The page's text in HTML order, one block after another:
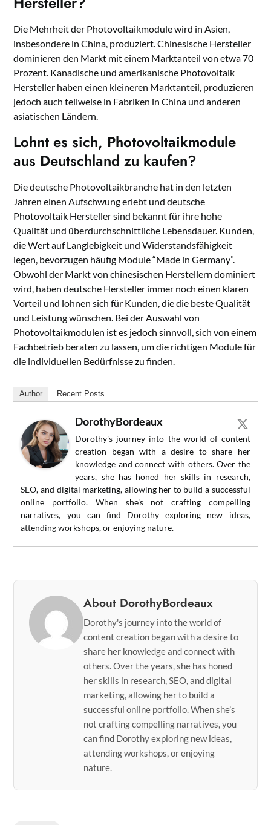
Die Mehrheit der Photovoltaikmodule wird in Asien,
insbesondere in China, produziert. Chinesische Hersteller
dominieren den Markt mit einem Marktanteil von etwa 70
Prozent. Kanadische und amerikanische Photovoltaik
Hersteller haben einen kleineren Marktanteil, produzieren
jedoch auch teilweise in Fabriken in China und anderen
asiatischen Ländern.
Lohnt es sich, Photovoltaikmodule
aus Deutschland zu kaufen?
Die deutsche Photovoltaikbranche hat in den letzten
Jahren einen Aufschwung erlebt und deutsche
Photovoltaik Hersteller sind bekannt für ihre hohe
Qualität und überdurchschnittliche Lebensdauer. Kunden,
die Wert auf Langlebigkeit und Widerstandsfähigkeit
legen, bevorzugen häufig Module “Made in Germany”.
Obwohl der Markt von chinesischen Herstellern dominiert
wird, haben deutsche Hersteller immer noch einen klaren
Vorteil und lohnen sich für Kunden, die die beste Qualität
und Leistung wünschen. Bei der Auswahl von
Photovoltaikmodulen ist es jedoch sinnvoll, sich von einem
Fachbetrieb beraten zu lassen, um die richtigen Module für
die individuellen Bedürfnisse zu finden.
Author Recent Posts
DorothyBordeaux
Dorothy's journey into the world of content
creation began with a desire to share her
knowledge and connect with others. Over the
years, she has honed her skills in research,
SEO, and digital marketing, allowing her to build a successful
online portfolio. When she’s not crafting compelling
narratives, you can find Dorothy exploring new ideas,
attending workshops, or enjoying nature.
About DorothyBordeaux
Dorothy's journey into the world of
content creation began with a desire to
share her knowledge and connect with
others. Over the years, she has honed
her skills in research, SEO, and digital
marketing, allowing her to build a
successful online portfolio. When she’s
not crafting compelling narratives, you
can find Dorothy exploring new ideas,
attending workshops, or enjoying
nature.